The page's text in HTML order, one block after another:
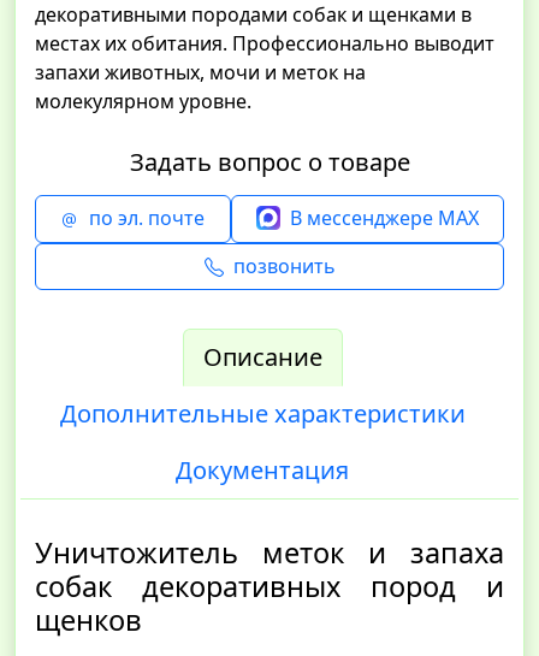
декоративными породами собак и щенками в
местах их обитания. Профессионально выводит
запахи животных, мочи и меток на
молекулярном уровне.
Задать вопрос о товаре
по эл. почте
В мессенджере MAX
позвонить
Описание
Дополнительные характеристики
Документация
Уничтожитель меток и запаха
собак декоративных пород и
щенков